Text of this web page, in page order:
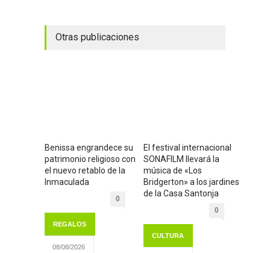
Otras publicaciones
Benissa engrandece su
patrimonio religioso con
el nuevo retablo de la
Inmaculada
0
REGALOS
08/08/2026
El festival internacional
SONAFILM llevará la
música de «Los
Bridgerton» a los jardines
de la Casa Santonja
0
CULTURA